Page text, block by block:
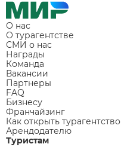
О нас
О турагентстве
СМИ о нас
Награды
Команда
Вакансии
Партнеры
FAQ
Бизнесу
Франчайзинг
Как открыть турагентство
Арендодателю
Туристам